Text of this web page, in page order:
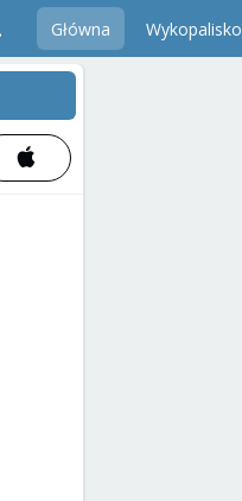
Główna Wykopalisko